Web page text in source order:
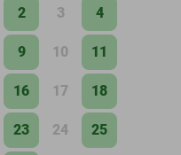
2 3 4
9 10 11
16 17 18
23 24 25